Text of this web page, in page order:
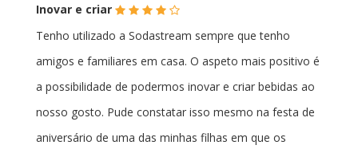
Inovar e criar (*)(*)(*)(*)(
Tenho utilizado a Sodastream sempre que tenho
amigos e familiares em casa. O aspeto mais positivo é
a possibilidade de podermos inovar e criar bebidas ao
nosso gosto. Pude constatar isso mesmo na festa de
aniversário de uma das minhas filhas em que os